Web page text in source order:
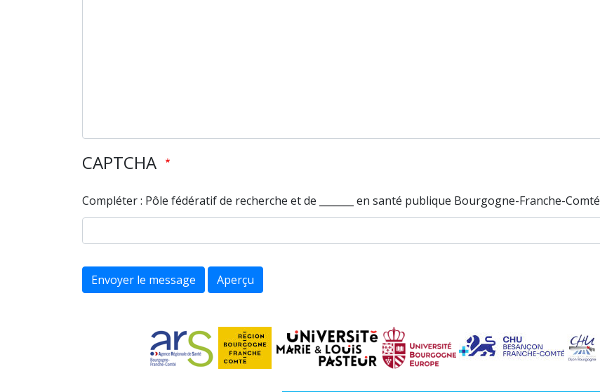
CAPTCHA
Compléter : Pôle fédératif de recherche et de _______ en santé publique Bourgogne-Franche-Comté